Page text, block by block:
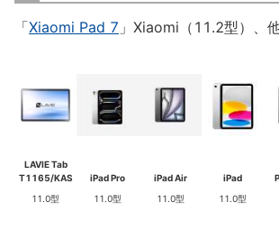
「Xiaomi Pad 7 」Xiaomi（11.2型）、
LAVIE Tab
T1165/KAS
11.0型
iPad Pro
11.0型
iPad Air
11.0型
iPad
11.0型